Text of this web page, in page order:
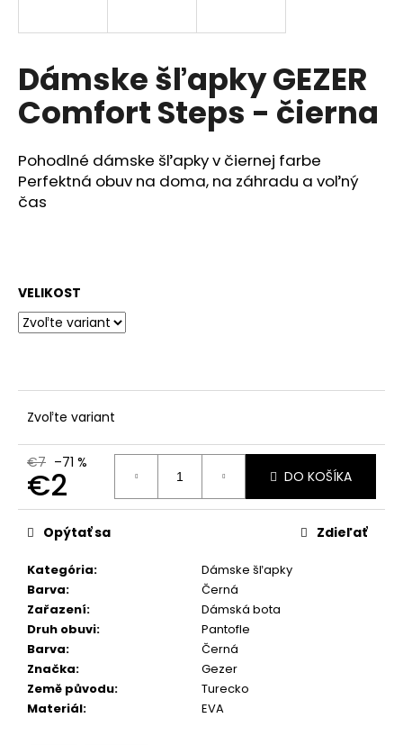
Dámske šľapky GEZER
Comfort Steps - čierna
Pohodlné dámske šľapky v čiernej farbe
Perfektná obuv na doma, na záhradu a voľný
čas
VELIKOST
Zvoľte variant
€7 –71 %
€2
Jednotková
cena:
DO KOŠÍKA
Kategória:
Dámske šľapky
Barva:
Černá
Zařazení:
Dámská bota
Druh obuvi:
Pantofle
Barva:
Černá
Značka:
Gezer
Země původu:
Turecko
Materiál: EVA
Opýtať sa Zdieľať
s
ť
?
O
d
p
ú
č
a
m
e